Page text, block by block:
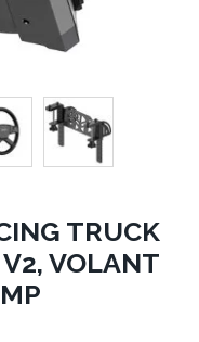
TRUCK
VOLANT